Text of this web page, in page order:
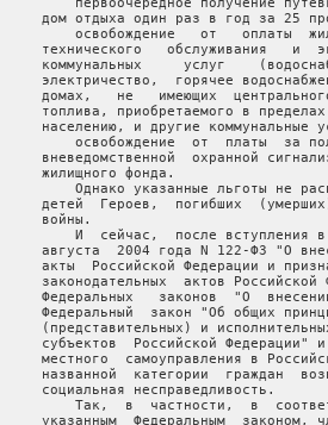
дом отдыха один раз в год за 25
освобождение   от   оплаты
технического   обслуживания   и
коммунальных     услуг
электричество,  горячее
домах,   не   имеющих
топлива, приобретаемого в
населению, и другие коммунальные
освобождение  от  платы  за
вневедомственной  охранной
   жилищного фонда.
Однако указанные льготы не
детей  Героев,  погибших
   войны.
И  сейчас,  после вступления
августа  2004 года N 122-ФЗ "О
акты  Российской Федерации и
законодательных  актов Российской
Федеральных   законов  "О
Федеральный  закон "Об общих
(представительных) и
субъектов  Российской Федерации"
местного  самоуправления в
названной  категории  граждан
   социальная несправедливость.
Так,  в  частности,  в
указанным  Федеральным  законом,